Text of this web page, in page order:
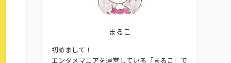
まるこ
初めまして！
エンタメマニアを運営している「まるこ」で